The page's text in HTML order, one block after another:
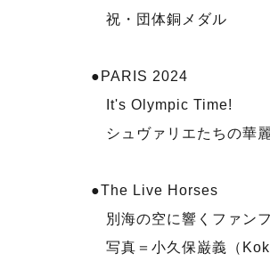
祝・団体銅メダル
●PARIS 2024
It's Olympic Time!
シュヴァリエたちの華
●The Live Horses
別海の空に響くファン
写真＝小久保巌義（